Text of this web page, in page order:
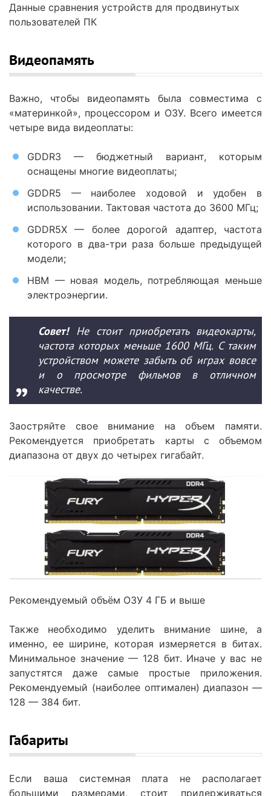
Данные сравнения устройств для продвинутых
пользователей ПК
Видеопамять
Важно, чтобы видеопамять была совместима с
«материнкой», процессором и ОЗУ. Всего имеется
четыре вида видеоплаты:
GDDR3 — бюджетный вариант, которым
оснащены многие видеоплаты;
GDDR5 — наиболее ходовой и удобен в
использовании. Тактовая частота до 3600 МГц;
GDDR5X — более дорогой адаптер, частота
которого в два-три раза больше предыдущей
модели;
HBM — новая модель, потребляющая меньше
электроэнергии.
Совет!Не стоит приобретать видеокарты,
частота которых меньше 1600 МГц. С таким
устройством можете забыть об играх вовсе
и о просмотре фильмов в отличном
качестве.
Заостряйте свое внимание на объем памяти.
Рекомендуется приобретать карты с объемом
диапазона от двух до четырех гигабайт.
Рекомендуемый объём ОЗУ 4 ГБ и выше
Также необходимо уделить внимание шине, а
именно, ее ширине, которая измеряется в битах.
Минимальное значение — 128 бит. Иначе у вас не
запустятся даже самые простые приложения.
Рекомендуемый (наиболее оптимален) диапазон —
128 — 384 бит.
Габариты
Если ваша системная плата не располагает
большими размерами, стоит придерживаться